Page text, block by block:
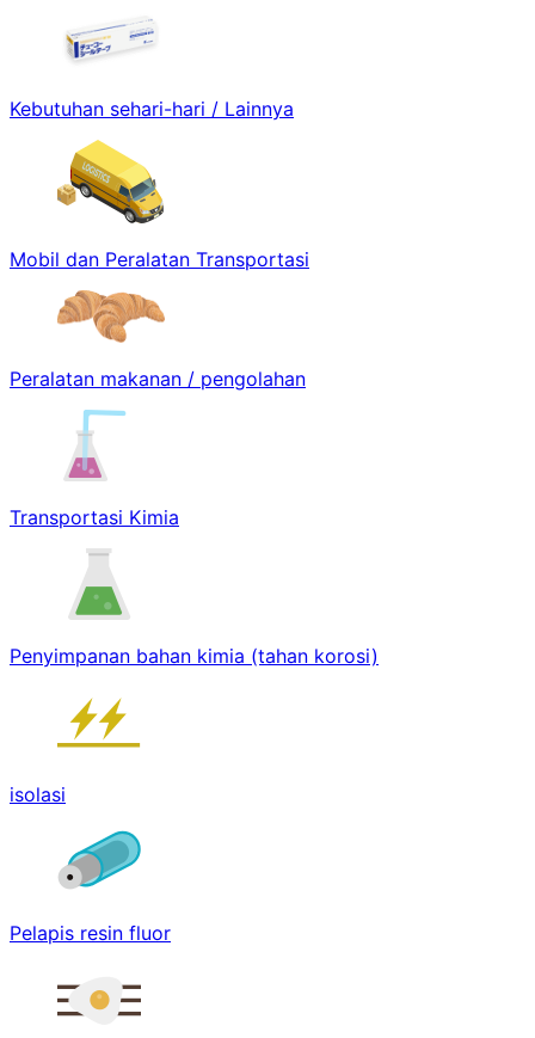
Kebutuhan sehari-hari / Lainnya
Mobil dan Peralatan Transportasi
Peralatan makanan / pengolahan
Transportasi Kimia
Penyimpanan bahan kimia (tahan korosi)
isolasi
Pelapis resin fluor